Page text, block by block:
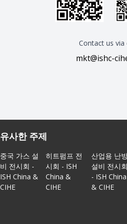
Contact us via
mkt@ishc-
유사한 주제
중국 가스 설
비 전시회 -
ISH China &
CIHE
히트펌프 전
시회 - ISH
China &
CIHE
산업용 난
설비 전시회
- ISH China
& CIHE